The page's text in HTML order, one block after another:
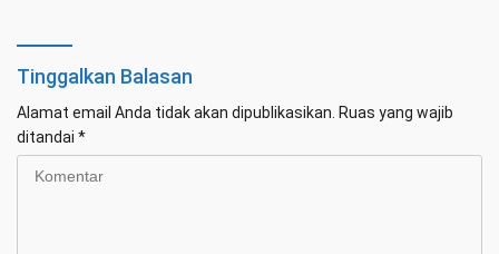
Tinggalkan Balasan
Alamat email Anda tidak akan dipublikasikan. Ruas yang wajib
ditandai *